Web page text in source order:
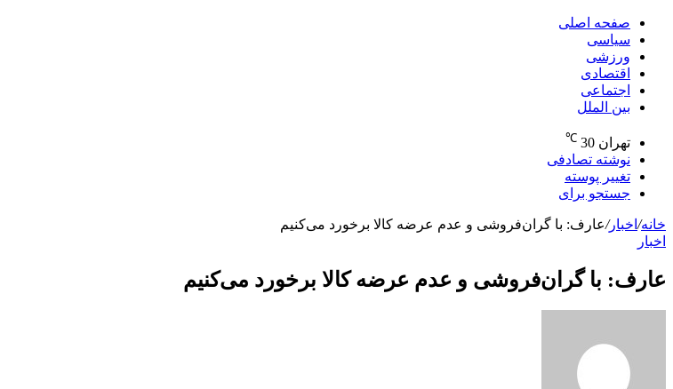
صفحه اصلی
سیاسی
ورزشی
اقتصادی
اجتماعی
بین الملل
تهران 30
℃
نوشته تصادفی
تغییر پوسته
جستجو برای
خانه/ اخبار/عارف: با گران‌فروشی و عدم عرضه کالا برخورد می‌کنیم
اخبار
عارف: با گران‌فروشی و عدم عرضه کالا برخورد می‌کنیم